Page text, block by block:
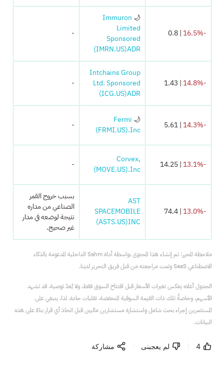
-16.5%
| 0.8
🌙
Immuron
Limited
Sponsored
ADR
(IMRN.US)
-
-14.8%
| 1.43
Intchains Group
Ltd. Sponsored
ADR
(ICG.US)
-
-14.3%
| 5.61
🌙
Fermi
Inc.
(FRMI.US)
-
-13.1%
| 14.25
Corvex,
Inc.
(MOVE.US)
-
-13.0%
| 74.4
AST
SPACEMOBILE
INC
(ASTS.US)
بسبب خروج القمر
الصناعي من مداره
نتيجة لوضعه في مدار
غير صحيح.
ملاحظة المحرر: تم إنشاء هذا المحتوى بواسطة أداة Sahm الداخلية المدعومة بالذكاء
الاصطناعي SaaS وتمت مراجعته من قبل فريق التحرير لدينا.
الجدول أعلاه يعكس تغيرات الأسعار قبل افتتاح السوق فقط، ولا يُعدّ توصية. قد تشهد
الأسهم، وخاصةً تلك ذات القيمة السوقية المنخفضة، تقلبات حادة. لذا، ينبغي على
المستثمرين إجراء بحث شامل واستشارة مستشارين ماليين قبل اتخاذ أي قرار بناءً على هذه
البيانات.
4 لم يعجبنى مشاركة